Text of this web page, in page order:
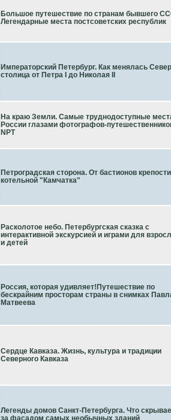
Большое путешествие по странам бывшего
Легендарные места постсоветских республик
Императорский Петербург. Как менялась
столица от Петра I до Николая II
На краю Земли. Самые труднодоступные
России глазами фотографов-
NPT
Петроградская сторона. От бастионов
котельной "Камчатка"
Расколотое небо. Петербургская сказка с
интерактивной экскурсией и играми для
и детей
Россия, которая удивляет!Путешествие по
бескрайним просторам страны в снимках
Матвеева
Сердце Кавказа. Жизнь, культура и традиции
Северного Кавказа
Легенды домов Санкт-Петербурга. Что
за фасадом самых необычных зданий